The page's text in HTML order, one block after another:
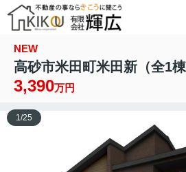
NEW
高砂市米田町米田新（全1
3,390万円
1/25